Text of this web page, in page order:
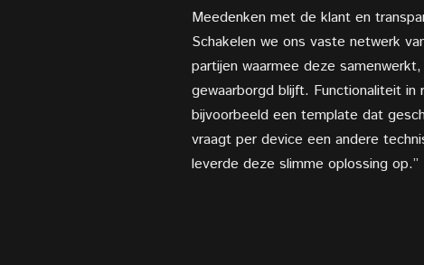
Meedenken met de klant en
Schakelen we ons vaste netwerk
partijen waarmee deze
gewaarborgd blijft. Functionaliteit
bijvoorbeeld een template dat
vraagt per device een andere
leverde deze slimme oplossing op.”